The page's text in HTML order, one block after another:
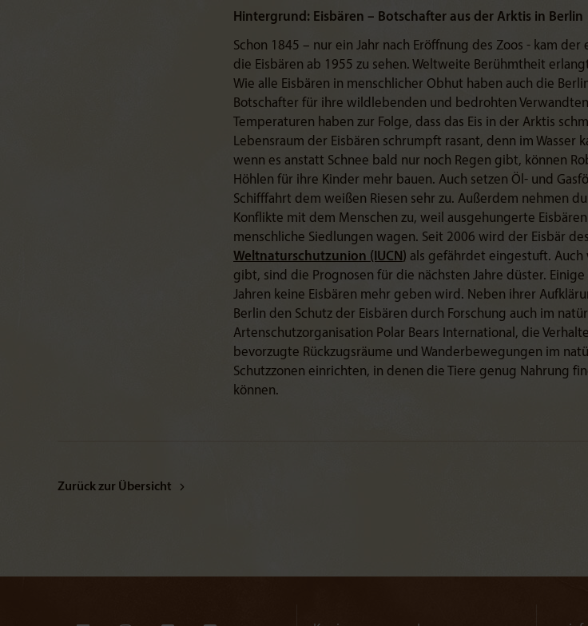
Hintergrund: Eisbären – Botschafter aus der Arktis in Berlin
Schon 1845 – nur ein Jahr nach Eröffnung des Zoos - kam
die Eisbären ab 1955 zu sehen. Weltweite Berühmtheit
Wie alle Eisbären in menschlicher Obhut haben auch die
Botschafter für ihre wildlebenden und bedrohten
Temperaturen haben zur Folge, dass das Eis in der Arktis
Lebensraum der Eisbären schrumpft rasant, denn im Wasser
wenn es anstatt Schnee bald nur noch Regen gibt, können
Höhlen für ihre Kinder mehr bauen. Auch setzen Öl- und
Schifffahrt dem weißen Riesen sehr zu. Außerdem nehmen
Konflikte mit dem Menschen zu, weil ausgehungerte
menschliche Siedlungen wagen. Seit 2006 wird der Eisbär
Weltnaturschutzunion (IUCN) als gefährdet eingestuft. Auch
gibt, sind die Prognosen für die nächsten Jahre düster.
Jahren keine Eisbären mehr geben wird. Neben ihrer
Berlin den Schutz der Eisbären durch Forschung auch im
Artenschutzorganisation Polar Bears International, die
bevorzugte Rückzugsräume und Wanderbewegungen im
Schutzzonen einrichten, in denen die Tiere genug Nahrung
können.
Zurück zur Übersicht